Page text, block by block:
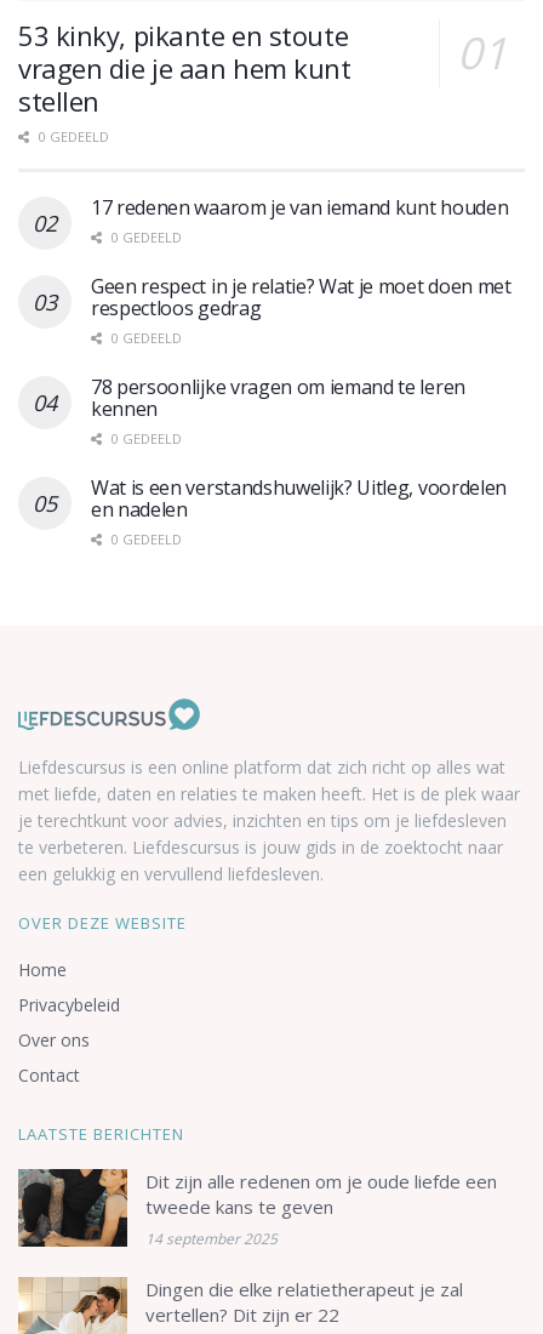
53 kinky, pikante en stoute
vragen die je aan hem kunt
stellen
0 GEDEELD
17 redenen waarom je van iemand kunt houden
0 GEDEELD
Geen respect in je relatie? Wat je moet doen met
respectloos gedrag
0 GEDEELD
78 persoonlijke vragen om iemand te leren
kennen
0 GEDEELD
Wat is een verstandshuwelijk? Uitleg, voordelen
en nadelen
0 GEDEELD
Liefdescursus is een online platform dat zich richt op alles wat
met liefde, daten en relaties te maken heeft. Het is de plek waar
je terechtkunt voor advies, inzichten en tips om je liefdesleven
te verbeteren. Liefdescursus is jouw gids in de zoektocht naar
een gelukkig en vervullend liefdesleven.
OVER DEZE WEBSITE
Home
Privacybeleid
Over ons
Contact
LAATSTE BERICHTEN
Dit zijn alle redenen om je oude liefde een
tweede kans te geven
14 september 2025
Dingen die elke relatietherapeut je zal
vertellen? Dit zijn er 22